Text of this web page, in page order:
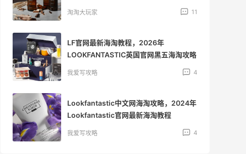
淘淘大玩家 11
LF官网最新海淘教程，2026年
LOOKFANTASTIC英国官网黑五海淘攻略
我爱写攻略 4
Lookfantastic中文网海淘攻略，2024年
Lookfantastic官网最新海淘教程
我爱写攻略 4